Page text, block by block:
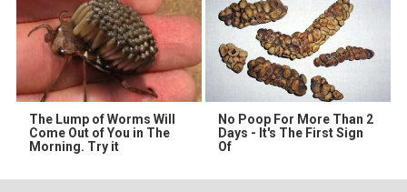
The Lump of Worms Will
Come Out of You in The
Morning. Try it
No Poop For More Than 2
Days - It's The First Sign
Of